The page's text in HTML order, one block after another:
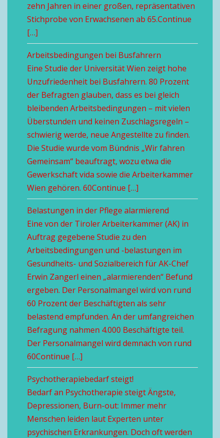
zehn Jahren in einer großen, repräsentativen
Stichprobe von Erwachsenen ab 65.Continue
[…]
Arbeitsbedingungen bei Busfahrern
Eine Studie der Universität Wien zeigt hohe
Unzufriedenheit bei Busfahrern. 80 Prozent
der Befragten glauben, dass es bei gleich
bleibenden Arbeitsbedingungen – mit vielen
Überstunden und keinen Zuschlagsregeln –
schwierig werde, neue Angestellte zu finden.
Die Studie wurde vom Bündnis „Wir fahren
Gemeinsam“ beauftragt, wozu etwa die
Gewerkschaft vida sowie die Arbeiterkammer
Wien gehören. 60Continue […]
Belastungen in der Pflege alarmierend
Eine von der Tiroler Arbeiterkammer (AK) in
Auftrag gegebene Studie zu den
Arbeitsbedingungen und -belastungen im
Gesundheits- und Sozialbereich für AK-Chef
Erwin Zangerl einen „alarmierenden“ Befund
ergeben. Der Personalmangel wird von rund
60 Prozent der Beschäftigten als sehr
belastend empfunden. An der umfangreichen
Befragung nahmen 4.000 Beschäftigte teil.
Der Personalmangel wird demnach von rund
60Continue […]
Psychotherapiebedarf steigt!
Bedarf an Psychotherapie steigt Ängste,
Depressionen, Burn-out: Immer mehr
Menschen leiden laut Experten unter
psychischen Erkrankungen. Doch oft werden